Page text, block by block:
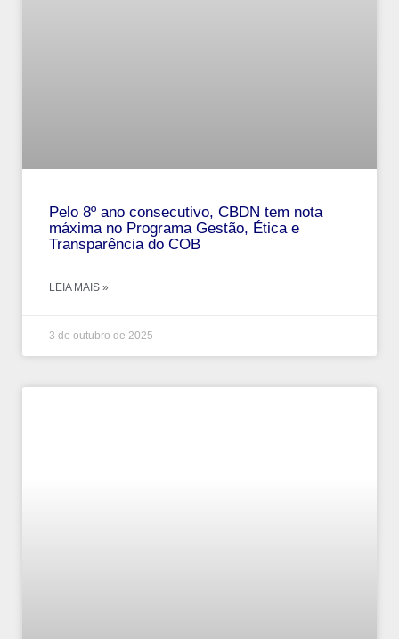
Pelo 8º ano consecutivo, CBDN tem nota
máxima no Programa Gestão, Ética e
Transparência do COB
LEIA MAIS »
3 de outubro de 2025